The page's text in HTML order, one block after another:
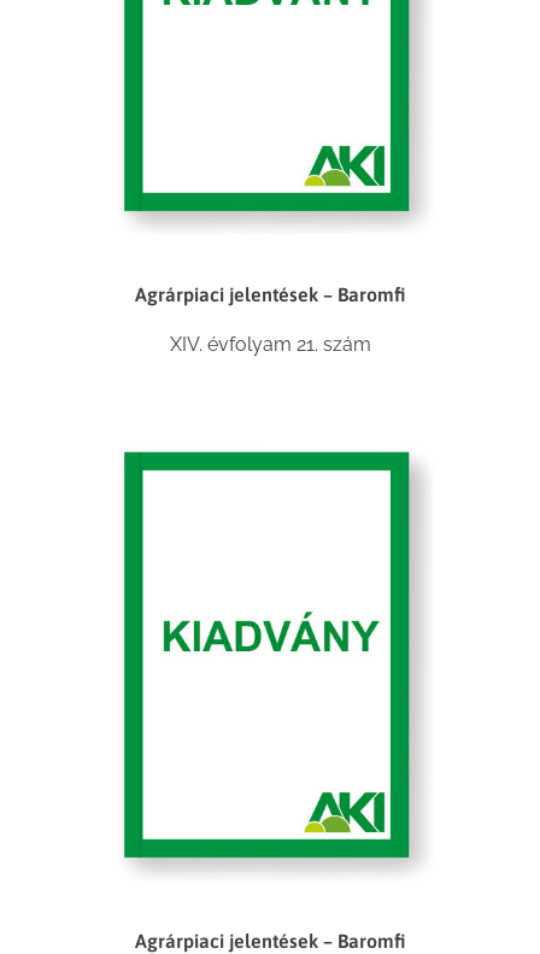
Agrárpiaci jelentések – Baromfi
XIV. évfolyam 21. szám
Agrárpiaci jelentések – Baromfi